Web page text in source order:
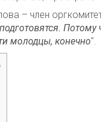
– член
молодцы, конечно".